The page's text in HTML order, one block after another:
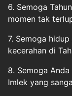
6. Semoga
momen tak
7. Semoga
kecerahan di
8. Semoga
Imlek yang